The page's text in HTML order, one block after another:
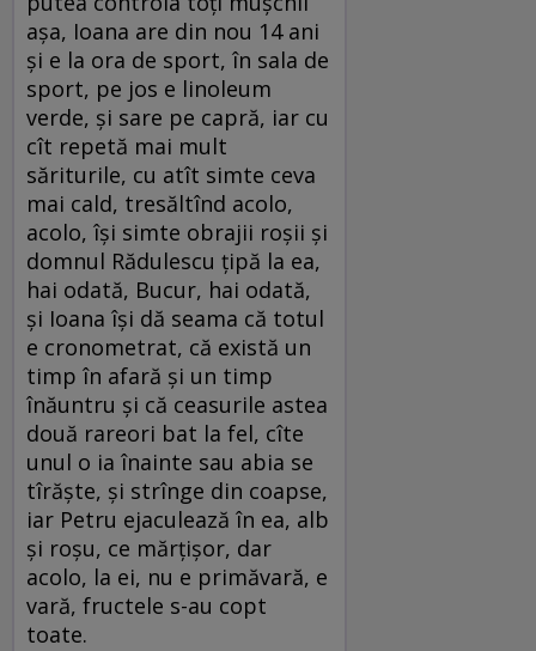
aşa, Ioana are din nou 14 ani
şi e la ora de sport, în sala de
sport, pe jos e linoleum
verde, şi sare pe capră, iar cu
cît repetă mai mult
săriturile, cu atît simte ceva
mai cald, tresăltînd acolo,
acolo, îşi simte obrajii roşii şi
domnul Rădulescu ţipă la ea,
hai odată, Bucur, hai odată,
şi Ioana îşi dă seama că totul
e cronometrat, că există un
timp în afară şi un timp
înăuntru şi că ceasurile astea
două rareori bat la fel, cîte
unul o ia înainte sau abia se
tîrăşte, şi strînge din coapse,
iar Petru ejaculează în ea, alb
şi roşu, ce mărţişor, dar
acolo, la ei, nu e primăvară, e
vară, fructele s-au copt
toate.